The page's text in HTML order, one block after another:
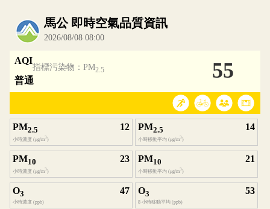
內嵌空氣品質小工具為視覺預覽，完整即時空